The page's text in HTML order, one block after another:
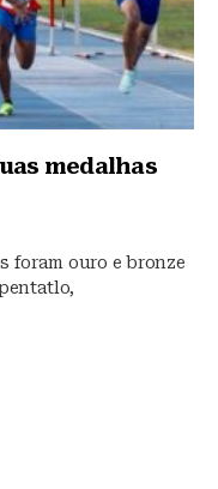
medalhas
foram ouro e bronze